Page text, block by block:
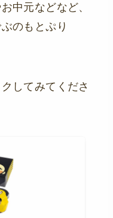
中元などなど、
のもとぷり
してみてくださ